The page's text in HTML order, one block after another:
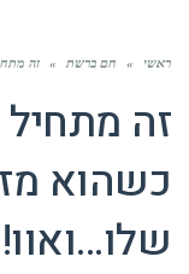
ראשי » חם ברשת » זה
זה
כשהוא
שלו…ואוו!